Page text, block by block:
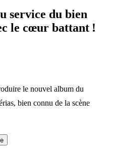
service du bien
le cœur battant !
le nouvel album du
bien connu de la scène